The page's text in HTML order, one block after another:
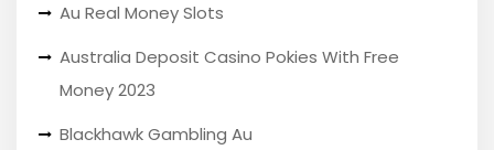
Au Real Money Slots
Australia Deposit Casino Pokies With Free
Money 2023
Blackhawk Gambling Au